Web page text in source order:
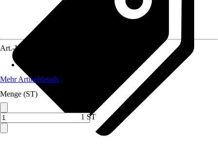
Art.-Nr.
Mehr Artikeldetails
Menge (ST)
1 ST